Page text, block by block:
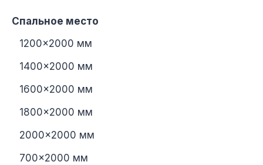
Спальное место
1200×2000 мм
1400×2000 мм
1600×2000 мм
1800×2000 мм
2000×2000 мм
700×2000 мм